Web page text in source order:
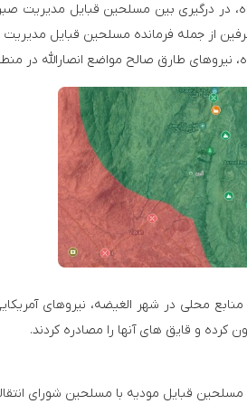
ماه، در درگیری بین مسلحین قبایل
از جمله فرمانده مسلحین قبایل
محلی در شهر الغیضه، نیروهای
کرده و قایق های آنها را مصادره کردند.
مسلحین قبایل مودیه با مسلحین شورای